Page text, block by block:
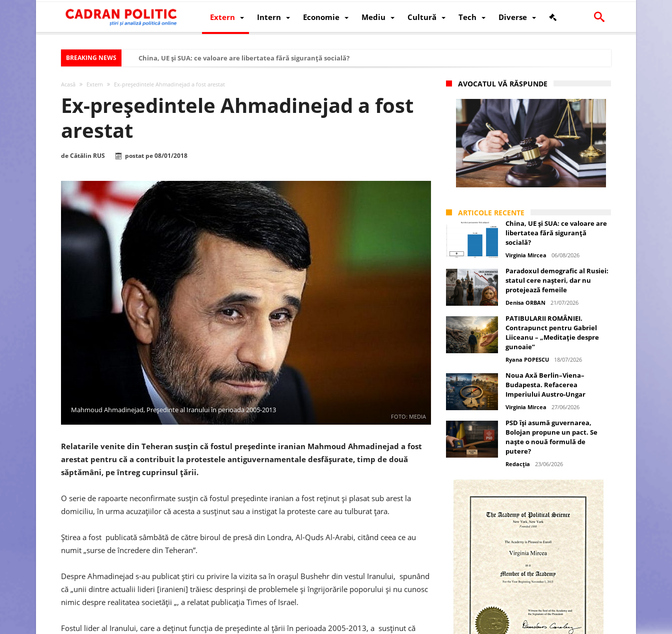
Extern Intern Economie Mediu Cultură Tech Diverse
BREAKING NEWS
China, UE și SUA: ce valoare are libertatea fără siguranță socială?
Modelul economic al Chinei: cum a devenit atelierul lumii și rivalul economic al SUA
Viitorul României în Uniunea Europeană. Ce ne așteaptă? – O analiză structurală a demografiei, fiscalității și poziției României în U.E.
Controlul minții prin nanoparticule
Huawei dezvoltă un nou cip AI pentru a înlocui Nvidia
Acasă Extern Ex-președintele Ahmadinejad a fost arestat
Ex-președintele Ahmadinejad a fost
arestat
deCătălin RUS postat pe08/01/2018
FOTO: MEDIA
Mahmoud Ahmadinejad, Președinte al Iranului în perioada 2005-2013
Relatarile venite din Teheran susțin că fostul președinte iranian Mahmoud Ahmadinejad a fost
arestat pentru că a contribuit la protestele antiguvernamentale desfășurate, timp de două
săptămâni, pe întreg cuprinsul țării.
O serie de rapoarte neconfirmate susțin că fostul președinte iranian a fost reținut și plasat sub arest la
domiciliu, în urma acuzațiilor că acesta a susținut sau a instigat la proteste care au tulburat țara.
Știrea a fost publicată sâmbătă de către biroul de presă din Londra, Al-Quds Al-Arabi, citând ceea ce au
numit „surse de încredere din Teheran”.
Despre Ahmadinejad s-au publicat știri cu privire la vizita sa în orașul Bushehr din vestul Iranului, spunând
că „unii dintre actualii lideri [iranieni] trăiesc desprinși de problemele și îngrijorările poporului și nu cunosc
nimic despre realitatea societății „, a relatat publicația Times of Israel.
Fostul lider al Iranului, care a deținut funcția de președinte al țării în perioada 2005-2013, a susținut că
AVOCATUL VĂ RĂSPUNDE
ARTICOLE RECENTE
China, UE și SUA: ce valoare are
libertatea fără siguranță
socială?
Virginia Mircea 06/08/2026
Paradoxul demografic al Rusiei:
statul cere nașteri, dar nu
protejează femeile
Denisa ORBAN 21/07/2026
PATIBULARII ROMÂNIEI.
Contrapunct pentru Gabriel
Liiceanu – „Meditație despre
gunoaie”
Ryana POPESCU 18/07/2026
Noua Axă Berlin–Viena–
Budapesta. Refacerea
Imperiului Austro-Ungar
Virginia Mircea 27/06/2026
PSD își asumă guvernarea,
Bolojan propune un pact. Se
naște o nouă formulă de
putere?
Redacția 23/06/2026